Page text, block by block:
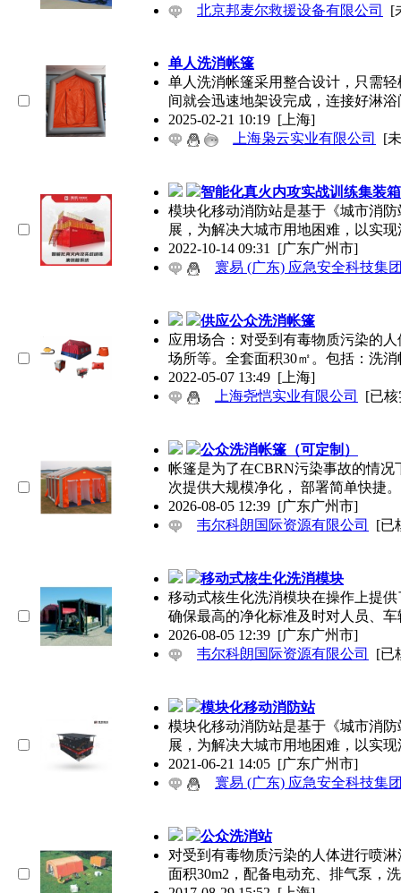
北京邦麦尔救援设备有限公司
[
单人洗消帐篷
单人洗消帐篷采用整合设计，只需
间就会迅速地架设完成，连接好淋浴
2025-02-21 10:19 [上海]
上海枭云实业有限公司
[
智能化真火内攻实战训练集装
模块化移动消防站是基于《城市消
展，为解决大城市用地困难，以实现
2022-10-14 09:31 [广东广州市]
寰易 (广东) 应急安全科技集
供应公众洗消帐篷
应用场合：对受到有毒物质污染的
场所等。全套面积30㎡。包括：洗消
2022-05-07 13:49 [上海]
上海尧恺实业有限公司
[已
公众洗消帐篷（可定制）
帐篷是为了在CBRN污染事故的情
次提供大规模净化， 部署简单快捷
2026-08-05 12:39 [广东广州市]
韦尔科朗国际资源有限公司
[已
移动式核生化洗消模块
移动式核生化洗消模块在操作上提
确保最高的净化标准及时对人员、车
2026-08-05 12:39 [广东广州市]
韦尔科朗国际资源有限公司
[已
模块化移动消防站
模块化移动消防站是基于《城市消
展，为解决大城市用地困难，以实现
2021-06-21 14:05 [广东广州市]
寰易 (广东) 应急安全科技集
公众洗消站
对受到有毒物质污染的人体进行喷
面积30m2，配备电动充、排气泵，